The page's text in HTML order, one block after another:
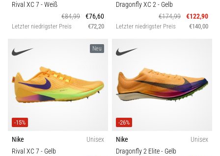
korrekt
wo…
Lesedauer 7 min
Läuferknie:
Behandlung
Prävention
Rival XC 7 - Weiß
€84,99
€76,60
Letzter niedrigster Preis €72,20
Dragonfly XC 2- Gelb
€174,99
€122,90
Letzter niedrigster Preis €140,00
Neu
-15%
Nike
Unisex
Rival XC 7 - Gelb
-26%
Nike
Unisex
Dragonfly 2 Elite- Gelb